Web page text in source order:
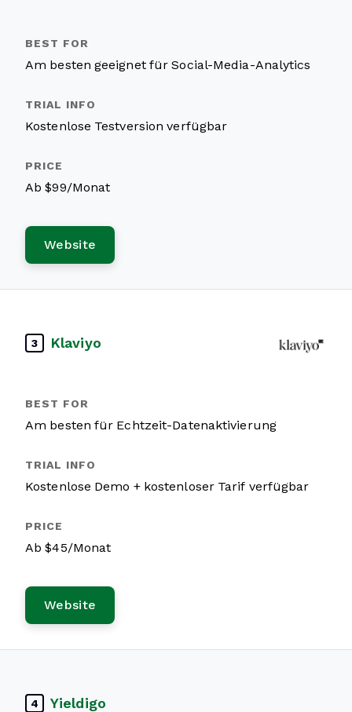
Am besten geeignet für Social-Media-Analytics
Kostenlose Testversion verfügbar
Ab $99/Monat
Website
3 Klaviyo
Am besten für Echtzeit-Datenaktivierung
Kostenlose Demo + kostenloser Tarif verfügbar
Ab $45/Monat
Website
4 Yieldigo